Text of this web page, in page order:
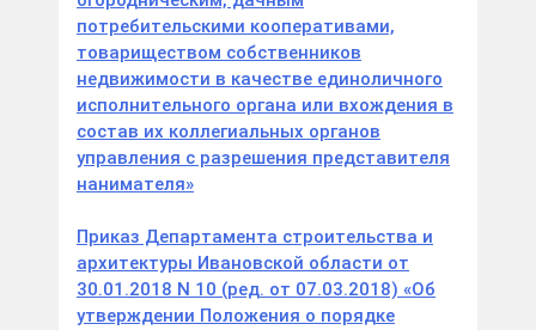
потребительскими кооперативами,
товариществом собственников
недвижимости в качестве единоличного
исполнительного органа или вхождения в
состав их коллегиальных органов
управления с разрешения представителя
нанимателя»
Приказ Департамента строительства и
архитектуры Ивановской области от
30.01.2018 N 10 (ред. от 07.03.2018) «Об
утверждении Положения о порядке